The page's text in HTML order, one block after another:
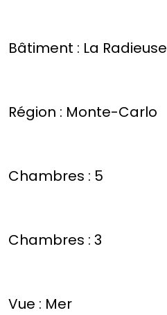
Bâtiment : La Radieuse
Région : Monte-Carlo
Chambres : 5
Chambres : 3
Vue : Mer